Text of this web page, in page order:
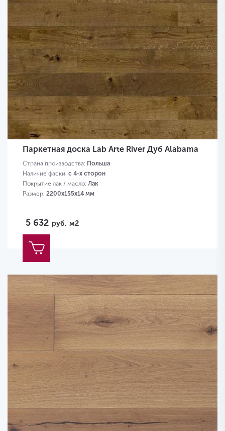
Паркетная доска Lab Arte River Дуб Alabama
Страна производства: Польша
Наличие фаски: с 4-х сторон
Покрытие лак / масло: Лак
Размер: 2200х155х14 мм
5 632 руб. м2